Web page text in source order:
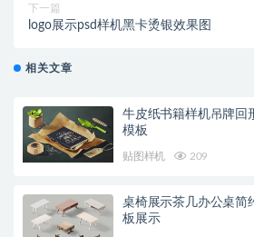
下一篇
logo展示psd样机黑卡烫银效果图
相关文章
牛皮纸书籍样机吊牌回
模板
贴图样机 209
桌椅展示茶几办公桌简
板展示